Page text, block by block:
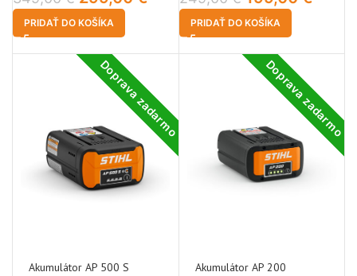
PRIDAŤ DO KOŠÍKA PRIDAŤ DO KOŠÍKA
Doprava zadarmo
Akumulátor AP 500 S
Doprava zadarmo
Akumulátor AP 200